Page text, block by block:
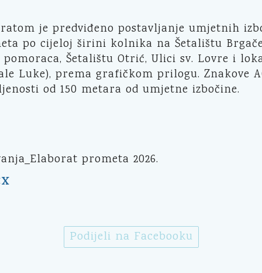
je predviđeno postavljanje umjetnih
po cijeloj širini kolnika na Šetalištu
Šetalištu Otrić, Ulici sv. Lovre i
Luke), prema grafičkom prilogu. Znakove
od 150 metara od umjetne izbočine.
prometa 2026.
Podijeli na Facebooku